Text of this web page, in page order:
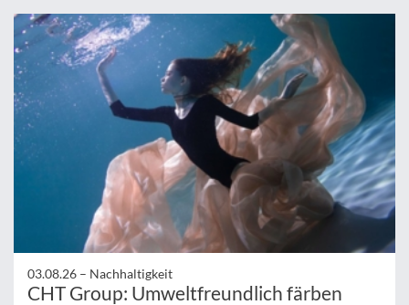
03.08.26 – Nachhaltigkeit
CHT Group: Umweltfreundlich färben